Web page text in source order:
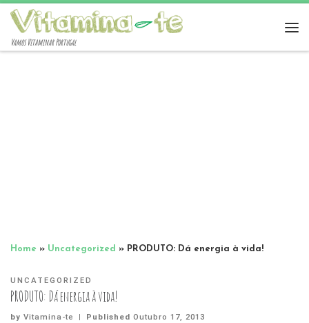
Vamos Vitaminar Portugal
Home » Uncategorized » PRODUTO: Dá energia à vida!
UNCATEGORIZED
PRODUTO: Dá energia à vida!
by Vitamina-te | PublishedOutubro 17, 2013